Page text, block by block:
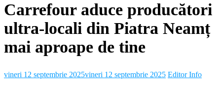
Carrefour aduce producători
ultra-locali din Piatra Neamț
mai aproape de tine
vineri 12 septembrie 2025vineri 12 septembrie 2025 Editor Info